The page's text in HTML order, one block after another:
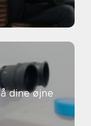
dine øjne